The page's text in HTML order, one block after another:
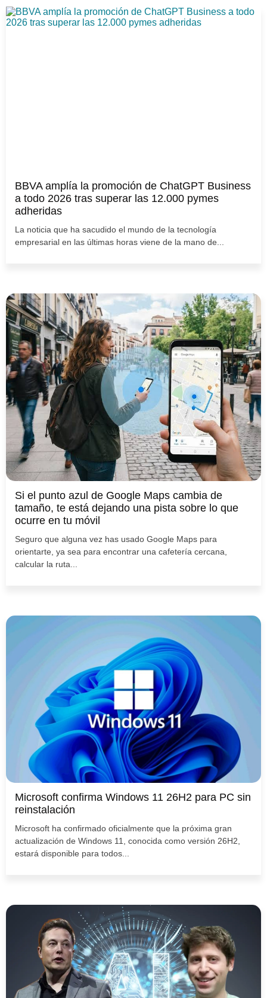
BBVA amplía la promoción de ChatGPT Business
a todo 2026 tras superar las 12.000 pymes
adheridas
La noticia que ha sacudido el mundo de la tecnología
empresarial en las últimas horas viene de la mano de...
Si el punto azul de Google Maps cambia de
tamaño, te está dejando una pista sobre lo que
ocurre en tu móvil
Seguro que alguna vez has usado Google Maps para
orientarte, ya sea para encontrar una cafetería cercana,
calcular la ruta...
Microsoft confirma Windows 11 26H2 para PC sin
reinstalación
Microsoft ha confirmado oficialmente que la próxima gran
actualización de Windows 11, conocida como versión 26H2,
estará disponible para todos...